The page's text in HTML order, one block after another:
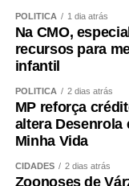
COMENTE ABAIXO:
POLÍTICA 1 dia atrás
Na CMO,
recursos para
infantil
POLÍTICA 2 dias atrás
MP reforça
altera Desenrola
Minha Vida
CIDADES 2 dias atrás
Zoonoses de